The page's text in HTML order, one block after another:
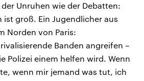
Unruhen wie der Debatten:
ist groß. Ein Jugendlicher aus
Norden von Paris:
Banden angreifen –
Polizei einem helfen wird. Wenn
wenn mir jemand was tut, ich